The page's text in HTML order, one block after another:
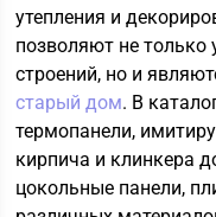
утепления и
позволяют не только
строений, но и
старый дом. В
термопанели,
кирпича и клинкера
цокольные панели,